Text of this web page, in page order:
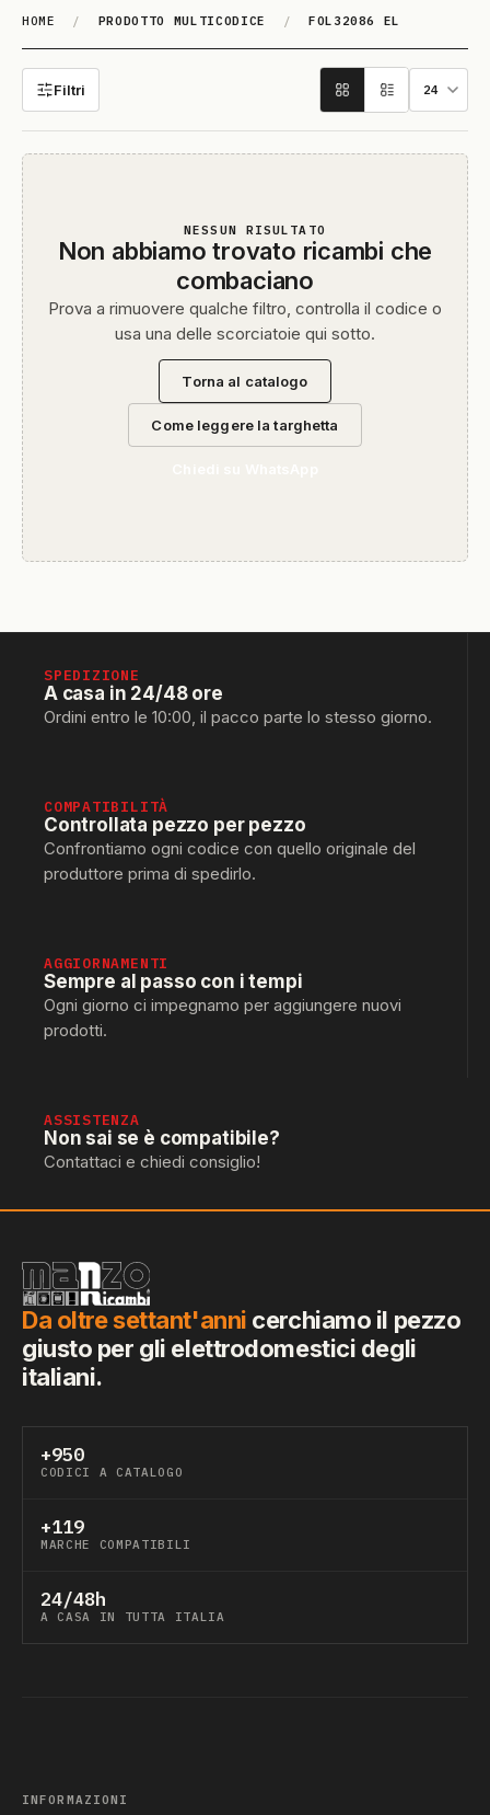
HOME / PRODOTTO MULTICODICE / FOL32086 EL
FOL32086 EL
Filtri
NESSUN RISULTATO
Non abbiamo trovato ricambi che
combaciano
Prova a rimuovere qualche filtro, controlla il codice o
usa una delle scorciatoie qui sotto.
Torna al catalogo
Come leggere la targhetta
SPEDIZIONE
A casa in 24/48 ore
Ordini entro le 10:00, il pacco parte lo stesso giorno.
COMPATIBILITÀ
Controllata pezzo per pezzo
Confrontiamo ogni codice con quello originale del
produttore prima di spedirlo.
AGGIORNAMENTI
Sempre al passo con i tempi
Ogni giorno ci impegnamo per aggiungere nuovi
prodotti.
ASSISTENZA
Non sai se è compatibile?
Contattaci e chiedi consiglio!
Da oltre settant'anni cerchiamo il pezzo
giusto per gli elettrodomestici degli
italiani.
+950
CODICI A CATALOGO
+119
MARCHE COMPATIBILI
24/48h
A CASA IN TUTTA ITALIA
INFORMAZIONI